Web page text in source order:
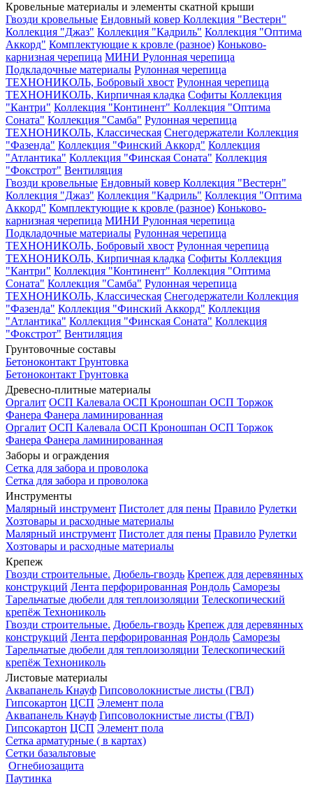
Кровельные материалы и элементы скатной крыши
Гвозди кровельные Ендовный ковер Коллекция "Вестерн"
Коллекция "Джаз" Коллекция "Кадриль" Коллекция "Оптима
Аккорд" Комплектующие к кровле (разное) Коньково-
карнизная черепица МИНИ Рулонная черепица
Подкладочные материалы Рулонная черепица
ТЕХНОНИКОЛЬ, Бобровый хвост Рулонная черепица
ТЕХНОНИКОЛЬ, Кирпичная кладка Софиты Коллекция
"Кантри" Коллекция "Континент" Коллекция "Оптима
Соната" Коллекция "Самба" Рулонная черепица
ТЕХНОНИКОЛЬ, Классическая Снегодержатели Коллекция
"Фазенда" Коллекция "Финский Аккорд" Коллекция
"Атлантика" Коллекция "Финская Соната" Коллекция
"Фокстрот" Вентиляция
Гвозди кровельные Ендовный ковер Коллекция "Вестерн"
Коллекция "Джаз" Коллекция "Кадриль" Коллекция "Оптима
Аккорд" Комплектующие к кровле (разное) Коньково-
карнизная черепица МИНИ Рулонная черепица
Подкладочные материалы Рулонная черепица
ТЕХНОНИКОЛЬ, Бобровый хвост Рулонная черепица
ТЕХНОНИКОЛЬ, Кирпичная кладка Софиты Коллекция
"Кантри" Коллекция "Континент" Коллекция "Оптима
Соната" Коллекция "Самба" Рулонная черепица
ТЕХНОНИКОЛЬ, Классическая Снегодержатели Коллекция
"Фазенда" Коллекция "Финский Аккорд" Коллекция
"Атлантика" Коллекция "Финская Соната" Коллекция
"Фокстрот" Вентиляция
Грунтовочные составы
Бетоноконтакт Грунтовка
Бетоноконтакт Грунтовка
Древесно-плитные материалы
Оргалит ОСП Калевала ОСП Кроношпан ОСП Торжок
Фанера Фанера ламинированная
Оргалит ОСП Калевала ОСП Кроношпан ОСП Торжок
Фанера Фанера ламинированная
Заборы и ограждения
Сетка для забора и проволока
Сетка для забора и проволока
Инструменты
Малярный инструмент Пистолет для пены Правило Рулетки
Хозтовары и расходные материалы
Малярный инструмент Пистолет для пены Правило Рулетки
Хозтовары и расходные материалы
Крепеж
Гвозди строительные. Дюбель-гвоздь Крепеж для деревянных
конструкций Лента перфорированная Рондоль Саморезы
Тарельчатые дюбели для теплоизоляции Телескопический
крепёж Технониколь
Гвозди строительные. Дюбель-гвоздь Крепеж для деревянных
конструкций Лента перфорированная Рондоль Саморезы
Тарельчатые дюбели для теплоизоляции Телескопический
крепёж Технониколь
Листовые материалы
Аквапанель Кнауф Гипсоволокнистые листы (ГВЛ)
Гипсокартон ЦСП Элемент пола
Аквапанель Кнауф Гипсоволокнистые листы (ГВЛ)
Гипсокартон ЦСП Элемент пола
Сетка арматурные ( в картах)
Сетки базальтовые
Огнебиозащита
Паутинка